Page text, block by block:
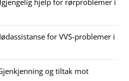
for VVS-problemer i
og tiltak mot